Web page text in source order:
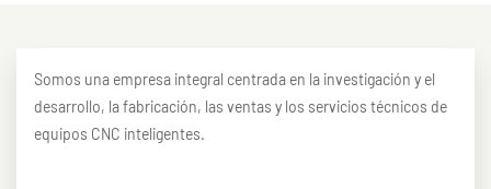
Somos una empresa integral centrada en la investigación y el
desarrollo, la fabricación, las ventas y los servicios técnicos de
equipos CNC inteligentes.